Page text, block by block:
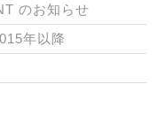
のお知らせ
年以降